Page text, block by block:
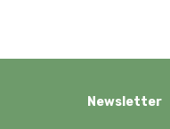
Newsletter